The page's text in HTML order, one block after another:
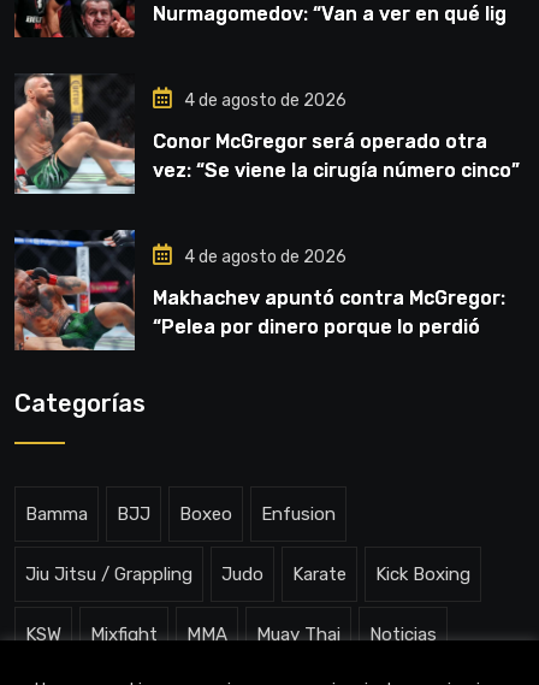
Nurmagomedov: “Van a ver en qué liga
4 de agosto de 2026
Conor McGregor será operado otra
vez: “Se viene la cirugía número cinco”
4 de agosto de 2026
Makhachev apuntó contra McGregor:
“Pelea por dinero porque lo perdió
Categorías
Bamma BJJ Boxeo Enfusion
Jiu Jitsu / Grappling Judo Karate Kick Boxing
KSW Mixfight MMA Muay Thai Noticias